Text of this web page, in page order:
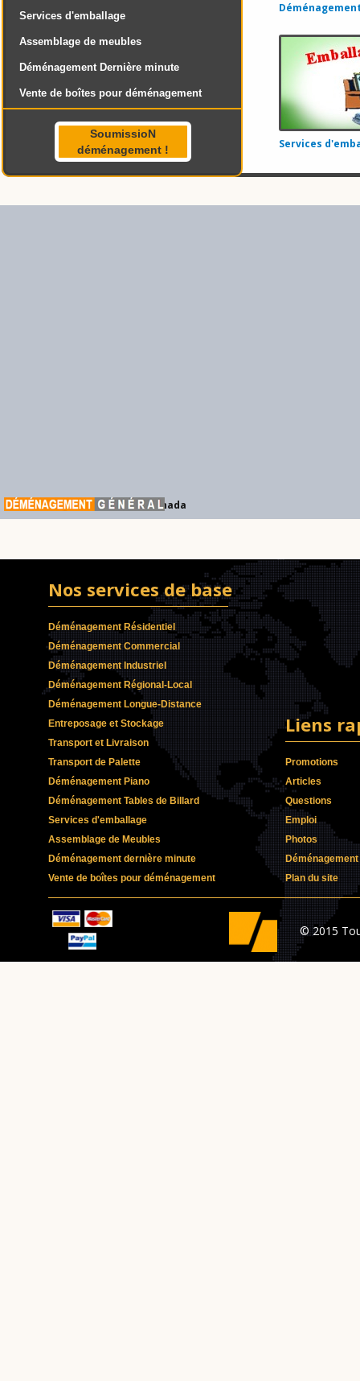
Services d'emballage
Assemblage de meubles
Déménagement Dernière minute
Vente de boîtes pour déménagement
SoumissioN
déménagement !
Déménagement Général Canada
Services
Déménagement Résidentiel
Déménagement Commercial
Déménagement Industriel
Déménagement Régional-Local
Déménagement Longue-Distance
Entreposage et Stockage
Transport et Livraison
Transport de Palette
Déménagement Piano
Déménagement Tables de Billard
Services d'emballage
Assemblage de Meubles
Déménagement dernière minute
Vente de boîtes pour déménagement
Nos services de base
Promotions
Articles
Questions
Emploi
Photos
Plan du site
Liens
© 2015